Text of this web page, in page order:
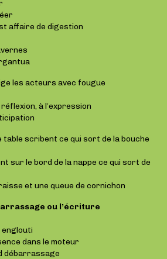
affaire de digestion
les acteurs avec fougue
à l’expression
table scribent ce qui sort de la bouche
sur le bord de la nappe ce qui sort de
et une queue de cornichon
ou l’écriture
dans le moteur
débarrassage